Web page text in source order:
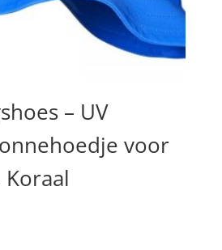
– UV
voor